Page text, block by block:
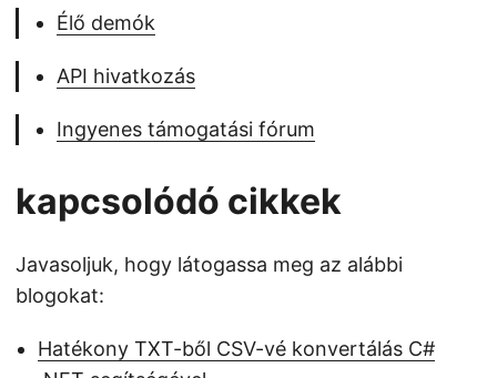
Élő demók
API hivatkozás
Ingyenes támogatási fórum
kapcsolódó cikkek
Javasoljuk, hogy látogassa meg az alábbi
blogokat:
Hatékony TXT-ből CSV-vé konvertálás C#